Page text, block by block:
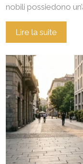
nobili possiedono
Lire la suite